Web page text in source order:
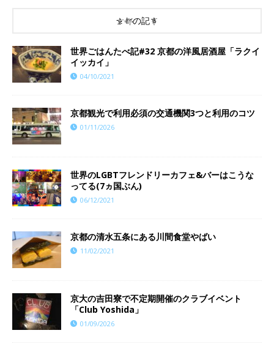
京都の記事
世界ごはんたべ記#32 京都の洋風居酒屋「ラクイ
イッカイ」
04/10/2021
京都観光で利用必須の交通機関3つと利用のコツ
01/11/2026
世界のLGBTフレンドリーカフェ&バーはこうな
ってる(7ヵ国ぶん)
06/12/2021
京都の清水五条にある川間食堂やばい
11/02/2021
京大の吉田寮で不定期開催のクラブイベント
「Club Yoshida」
01/09/2026